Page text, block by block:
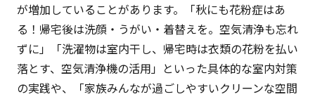
が増加していることがあります。「秋にも花粉症はあ
る！帰宅後は洗顔・うがい・着替えを。空気清浄も忘れ
ずに」「洗濯物は室内干し、帰宅時は衣類の花粉を払い
落とす、空気清浄機の活用」といった具体的な室内対策
の実践や、「家族みんなが過ごしやすいクリーンな空間